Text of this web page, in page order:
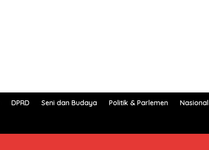
DPRD Seni dan Budaya Politik & Parlemen Nasional